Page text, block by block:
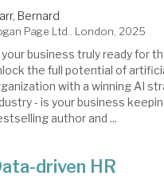
Bernard
Page Ltd.. London, 2025
your business truly ready for
the full potential of
with a winning AI
- is your business
author and ...
driven HR